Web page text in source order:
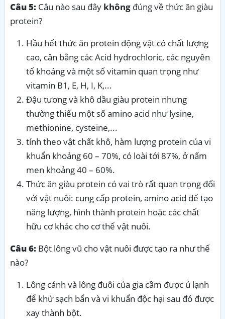
Câu 5: Câu nào sau đây không đúng về thức ăn giàu
protein?
Hầu hết thức ăn protein động vật có chất lượng
cao, cân bằng các Acid hydrochloric, các nguyên
tố khoáng và một số vitamin quan trọng như
vitamin B1, E, H, I, K,...
Đậu tương và khô dầu giàu protein nhưng
thường thiếu một số amino acid như lysine,
methionine, cysteine,...
tính theo vật chất khô, hàm lượng protein của vi
khuẩn khoảng 60 – 70%, có loài tới 87%, ở nấm
men khoảng 40 – 60%.
Thức ăn giàu protein có vai trò rất quan trọng đối
với vật nuôi: cung cấp protein, amino acid để tạo
năng lượng, hình thành protein hoặc các chất
hữu cơ khác cho cơ thể vật nuôi.
Câu 6: Bột lông vũ cho vật nuôi được tạo ra như thế
nào?
Lông cánh và lông đuôi của gia cầm được ủ lạnh
để khử sạch bẩn và vi khuẩn độc hại sau đó được
xay thành bột.